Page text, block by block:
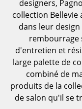
Tables de repas
Tables
Tables basses
Bureaux &
Secrétaires &
designers,
collection Bellevie
dans leur
rembourrage
d'entretien et
large palette de
combiné de
produits de la
de salon qu'il se